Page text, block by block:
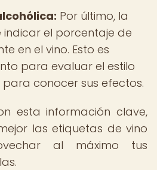
Por último, la
el porcentaje de
en el vino. Esto es
para evaluar el estilo
conocer sus efectos.
esta información clave,
las etiquetas de vino
al máximo tus